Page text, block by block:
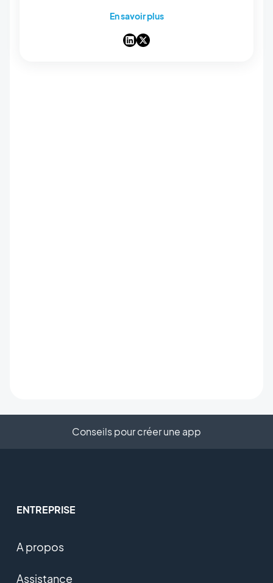
et — de plus en plus — la manière dont ils
ressortent dans les réponses des IA. Storyteller
En savoir plus
Conseils pour créer une app
ENTREPRISE
A propos
Assistance